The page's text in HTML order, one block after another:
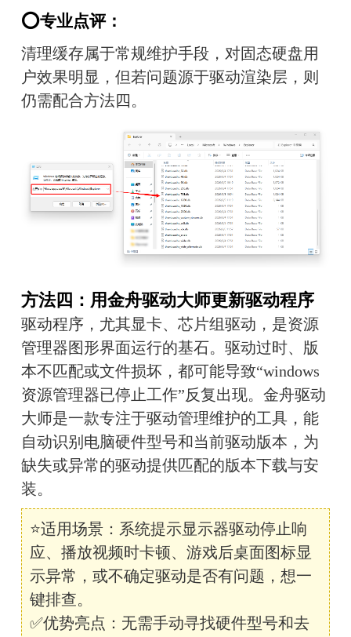
⭕专业点评：
清理缓存属于常规维护手段，对固态硬盘用
户效果明显，但若问题源于驱动渲染层，则
仍需配合方法四。
方法四：用金舟驱动大师更新驱动程序
驱动程序，尤其显卡、芯片组驱动，是资源
管理器图形界面运行的基石。驱动过时、版
本不匹配或文件损坏，都可能导致“windows
资源管理器已停止工作”反复出现。金舟驱动
大师是一款专注于驱动管理维护的工具，能
自动识别电脑硬件型号和当前驱动版本，为
缺失或异常的驱动提供匹配的版本下载与安
装。
⭐适用场景：系统提示显示器驱动停止响
应、播放视频时卡顿、游戏后桌面图标显
示异常，或不确定驱动是否有问题，想一
键排查。
✅优势亮点：无需手动寻找硬件型号和去